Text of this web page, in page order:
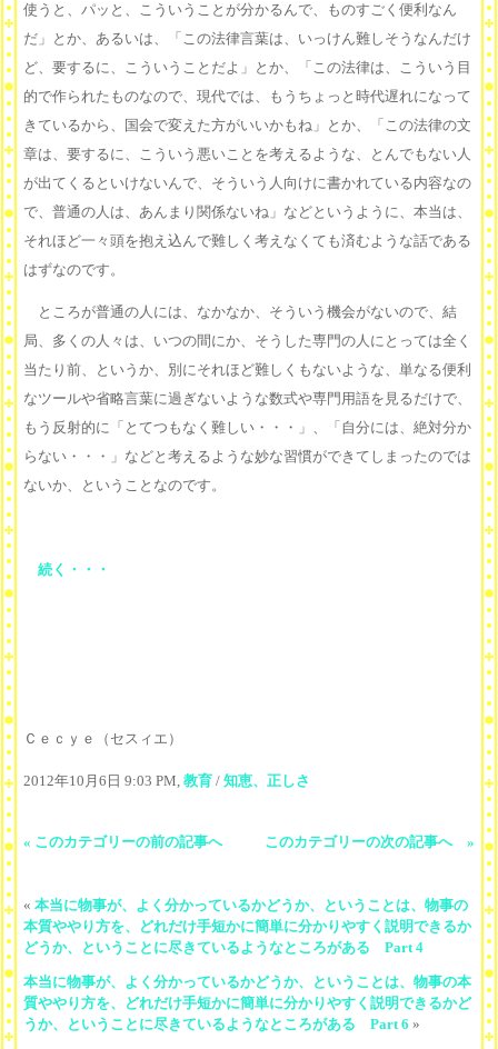
使うと、パッと、こういうことが分かるんで、ものすごく便利なん
だ」とか、あるいは、「この法律言葉は、いっけん難しそうなんだけ
ど、要するに、こういうことだよ」とか、「この法律は、こういう目
的で作られたものなので、現代では、もうちょっと時代遅れになって
きているから、国会で変えた方がいいかもね」とか、「この法律の文
章は、要するに、こういう悪いことを考えるような、とんでもない人
が出てくるといけないんで、そういう人向けに書かれている内容なの
で、普通の人は、あんまり関係ないね」などというように、本当は、
それほど一々頭を抱え込んで難しく考えなくても済むような話である
はずなのです。
ところが普通の人には、なかなか、そういう機会がないので、結
局、多くの人々は、いつの間にか、そうした専門の人にとっては全く
当たり前、というか、別にそれほど難しくもないような、単なる便利
なツールや省略言葉に過ぎないような数式や専門用語を見るだけで、
もう反射的に「とてつもなく難しい・・・」、「自分には、絶対分か
らない・・・」などと考えるような妙な習慣ができてしまったのでは
ないか、ということなのです。
続く・・・
Ｃｅｃｙｅ（セスィエ）
2012年10月6日 9:03 PM, 教育 / 知恵、正しさ
« このカテゴリーの前の記事へ このカテゴリーの次の記事へ »
« 本当に物事が、よく分かっているかどうか、ということは、物事の
本質ややり方を、どれだけ手短かに簡単に分かりやすく説明できるか
どうか、ということに尽きているようなところがある Part 4
本当に物事が、よく分かっているかどうか、ということは、物事の本
質ややり方を、どれだけ手短かに簡単に分かりやすく説明できるかど
うか、ということに尽きているようなところがある Part 6 »